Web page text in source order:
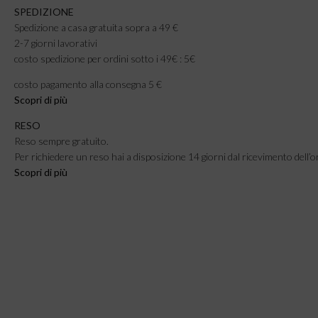
SPEDIZIONE
Spedizione a casa gratuita sopra a 49 €
2-7 giorni lavorativi
costo spedizione per ordini sotto i 49€ : 5€
costo pagamento alla consegna 5 €
Scopri di più
RESO
Reso sempre gratuito.
Per richiedere un reso hai a disposizione 14 giorni dal ricevimento
Scopri di più